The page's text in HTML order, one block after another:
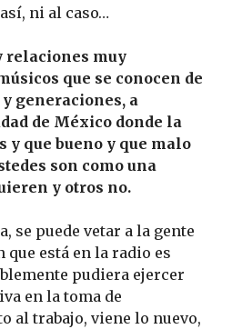
ni al caso…
relaciones muy
que se conocen de
generaciones, a
de México donde la
y que bueno y que malo
son como una
y otros no.
se puede vetar a la gente
que está en la radio es
pudiera ejercer
en la toma de
al trabajo, viene lo nuevo,